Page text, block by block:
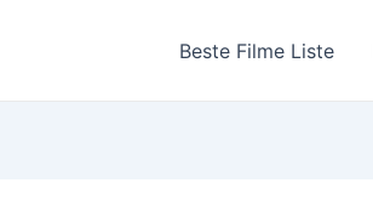
Beste Filme Liste